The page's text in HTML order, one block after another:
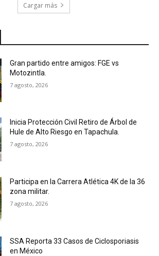
Cargar más
Gran partido entre amigos: FGE vs
Motozintla.
7 agosto, 2026
Inicia Protección Civil Retiro de Árbol de
Hule de Alto Riesgo en Tapachula.
7 agosto, 2026
Participa en la Carrera Atlética 4K de la 36
zona militar.
7 agosto, 2026
SSA Reporta 33 Casos de Ciclosporiasis
en México